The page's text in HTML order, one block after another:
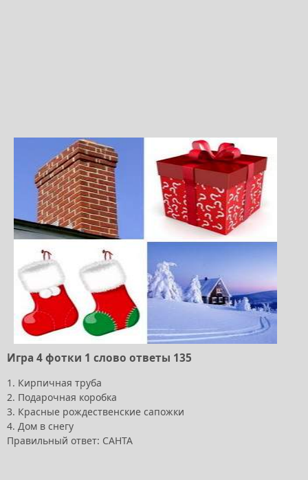
Игра 4 фотки 1 слово ответы 135
1. Кирпичная труба
2. Подарочная коробка
3. Красные рождественские сапожки
4. Дом в снегу
Правильный ответ: САНТА